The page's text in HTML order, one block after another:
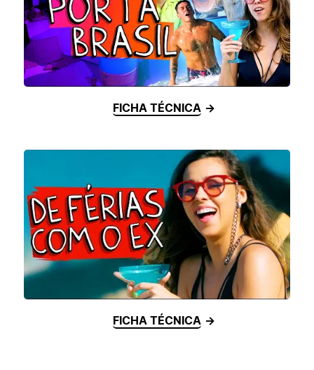
FICHA TÉCNICA
FICHA TÉCNICA